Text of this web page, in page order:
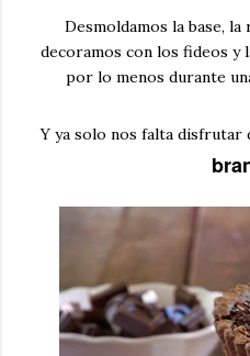
Desmoldamos la base,
decoramos con los fideos y
por lo menos durante
Y ya solo nos falta disfrutar